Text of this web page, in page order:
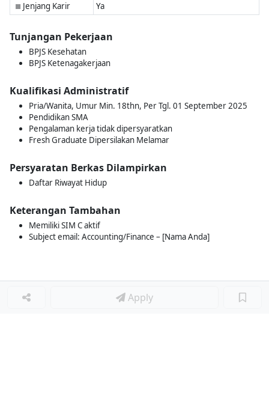
■ Jenjang Karir Ya
Tunjangan Pekerjaan
BPJS Kesehatan
BPJS Ketenagakerjaan
Kualifikasi Administratif
Pria/Wanita, Umur Min. 18thn, Per Tgl. 01 September 2025
Pendidikan SMA
Pengalaman kerja tidak dipersyaratkan
Fresh Graduate Dipersilakan Melamar
Persyaratan Berkas Dilampirkan
Daftar Riwayat Hidup
Keterangan Tambahan
Memiliki SIM C aktif
Subject email: Accounting/Finance – [Nama Anda]
Apply